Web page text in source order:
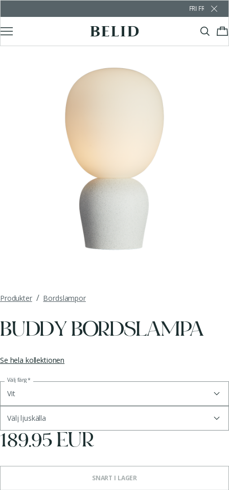
FRI FRAKT ÖVER 1000
Produkter / Bordslampor
BUDDY BORDSLAMPA
Se hela kollektionen
Välj färg*
Vit
Välj ljuskälla
189.95 EUR
SNART I LAGER